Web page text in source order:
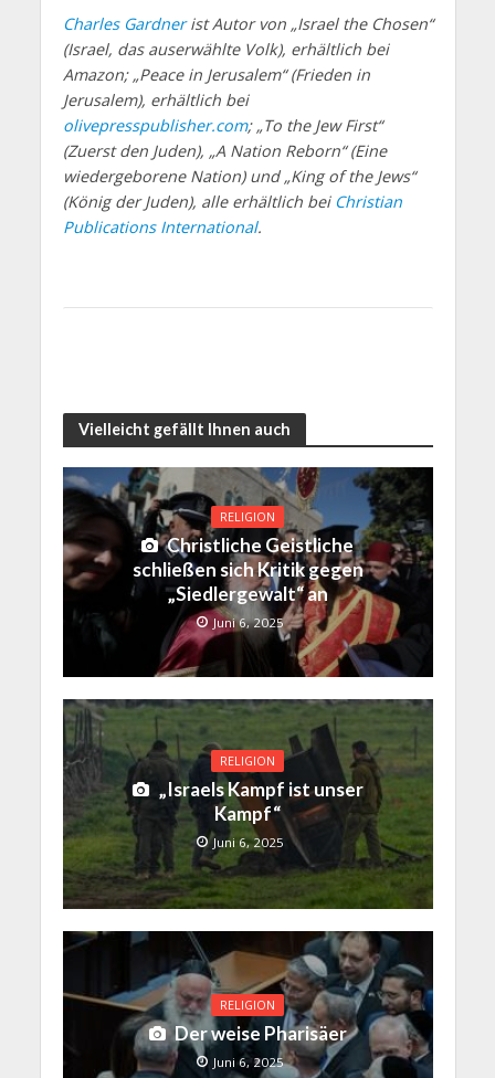
Charles Gardnerist Autor von „Israel the Chosen“
(Israel, das auserwählte Volk), erhältlich bei
Amazon; „Peace in Jerusalem“ (Frieden in
Jerusalem), erhältlich bei
olivepresspublisher.com; „To the Jew First“
(Zuerst den Juden), „A Nation Reborn“ (Eine
wiedergeborene Nation) und „King of the Jews“
(König der Juden), alle erhältlich bei Christian
Publications International.
Vielleicht gefällt Ihnen auch
RELIGION
Christliche Geistliche
schließen sich Kritik gegen
„Siedlergewalt“ an
Juni 6, 2025
RELIGION
„Israels Kampf ist unser
Kampf“
Juni 6, 2025
RELIGION
Der weise Pharisäer
Juni 6, 2025